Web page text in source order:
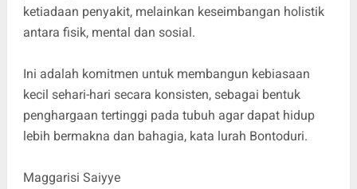
ketiadaan penyakit, melainkan keseimbangan holistik
antara fisik, mental dan sosial.
Ini adalah komitmen untuk membangun kebiasaan
kecil sehari-hari secara konsisten, sebagai bentuk
penghargaan tertinggi pada tubuh agar dapat hidup
lebih bermakna dan bahagia, kata lurah Bontoduri.
Maggarisi Saiyye